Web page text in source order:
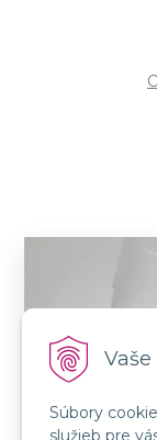
Súbory
služieb pre
-
kartou na
platobných